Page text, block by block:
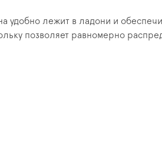
удобно лежит в ладони и
позволяет равномерно